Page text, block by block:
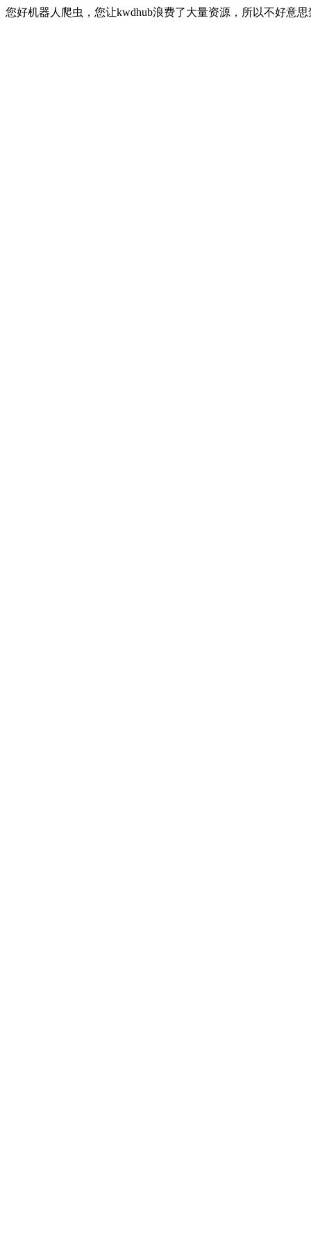
您好机器人爬虫，您让kwdhub浪费了大量资源，所以不好意